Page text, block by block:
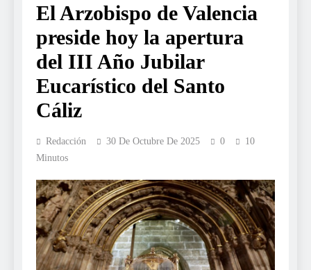
El Arzobispo de Valencia
preside hoy la apertura
del III Año Jubilar
Eucarístico del Santo
Cáliz
Redacción 30 De Octubre De 2025 0
10
Minutos